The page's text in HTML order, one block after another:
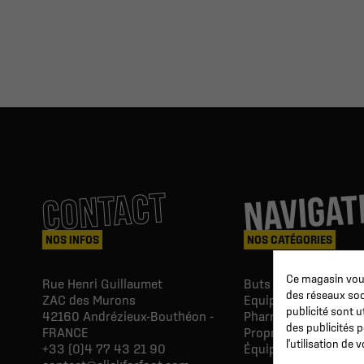
CONTACT
NOS INFOS
Rue Henri Guillaumet
ZAC des Murons
42160 Andrézieux-Bouthéon -
FRANCE
+33 (0)4 77 43 21 90
NOS CATÉGORIES
Buts & Abris football
Equipements du
Pharmacie & Soins
Proprio &
Équipements du
Ce magasin
des réseaux
publicité sont
des publicités
l'utilisation de